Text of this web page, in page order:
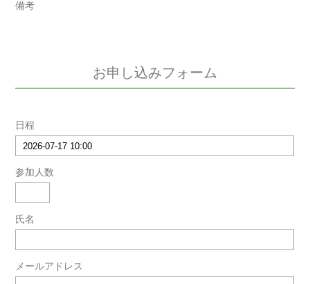
備考
お申し込みフォーム
日程
参加人数
氏名
メールアドレス